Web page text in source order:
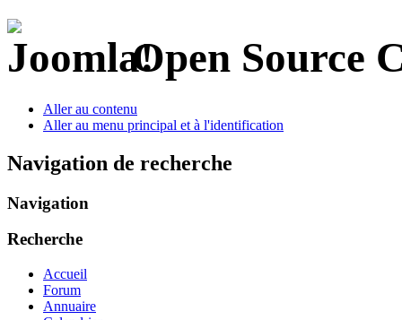
Open Source
Aller au contenu
Aller au menu principal et à l'identification
Navigation de recherche
Navigation
Recherche
Accueil
Forum
Annuaire